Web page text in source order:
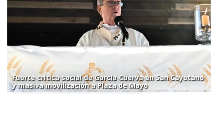
Fuerte crítica social de García Cuerva en San Cayetano
y masiva movilización a Plaza de Mayo